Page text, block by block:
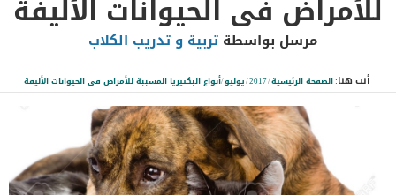
للأمراض فى الحيوانات الأليفة
مرسل بواسطةتربية و تدريب الكلاب
أنت هنا:الصفحة الرئيسية/
2017
/يوليو/أنواع البكتيريا المسببة للأمراض فى الحيوانات الأليفة